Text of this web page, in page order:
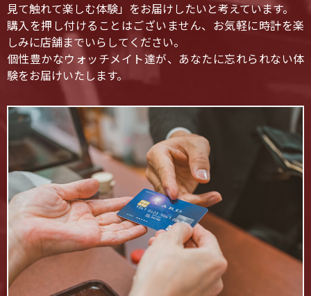
見て触れて楽しむ体験」をお届けしたいと考えています。
購入を押し付けることはございません、お気軽に時計を楽
しみに店舗までいらしてください。
個性豊かなウォッチメイト達が、あなたに忘れられない体
験をお届けいたします。